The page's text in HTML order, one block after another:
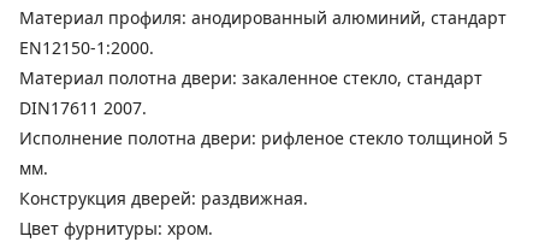
Материал профиля: анодированный алюминий, стандарт
EN12150-1:2000.
Материал полотна двери: закаленное стекло, стандарт
DIN17611 2007.
Исполнение полотна двери: рифленое стекло толщиной 5
мм.
Конструкция дверей: раздвижная.
Цвет фурнитуры: хром.